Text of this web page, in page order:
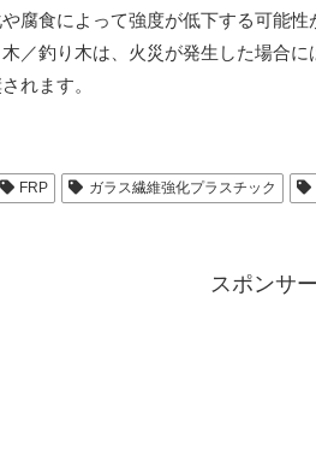
腐食によって強度が低下する可能
／釣り木は、火災が発生した場合
れます。
FRP ガラス繊維強化プラスチック
スポンサ